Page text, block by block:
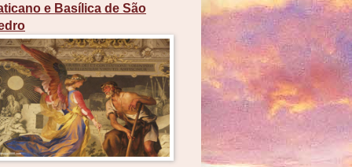
e Basílica de São